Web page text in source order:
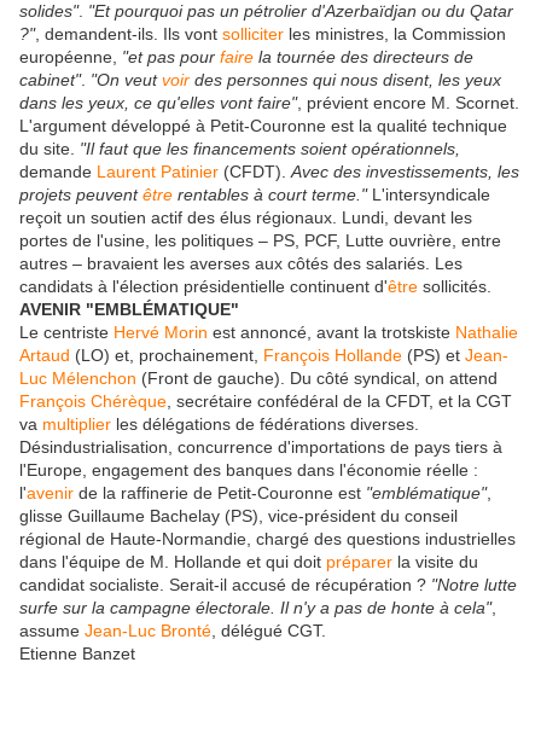
solides". "Et pourquoi pas un pétrolier d'Azerbaïdjan ou du Qatar
?", demandent-ils. Ils vont solliciter les ministres, la Commission
européenne, "et pas pour faire la tournée des directeurs de
cabinet". "On veutvoir des personnes qui nous disent, les yeux
dans les yeux, ce qu'elles vont faire", prévient encore M. Scornet.
L'argument développé à Petit-Couronne est la qualité technique
du site. "Il faut que les financements soient opérationnels,
demande Laurent Patinier (CFDT). Avec des investissements, les
projets peuventêtre rentables à court terme."L'intersyndicale
reçoit un soutien actif des élus régionaux. Lundi, devant les
portes de l'usine, les politiques – PS, PCF, Lutte ouvrière, entre
autres – bravaient les averses aux côtés des salariés. Les
candidats à l'élection présidentielle continuent d'être sollicités.
AVENIR "EMBLÉMATIQUE"
Le centriste Hervé Morin est annoncé, avant la trotskiste Nathalie
Artaud (LO) et, prochainement, François Hollande (PS) et Jean-
Luc Mélenchon (Front de gauche). Du côté syndical, on attend
François Chérèque , secrétaire confédéral de la CFDT, et la CGT
va multiplier les délégations de fédérations diverses.
Désindustrialisation, concurrence d'importations de pays tiers à
l'Europe, engagement des banques dans l'économie réelle :
l'avenir de la raffinerie de Petit-Couronne est "emblématique",
glisse Guillaume Bachelay (PS), vice-président du conseil
régional de Haute-Normandie, chargé des questions industrielles
dans l'équipe de M. Hollande et qui doit préparer la visite du
candidat socialiste. Serait-il accusé de récupération ? "Notre lutte
surfe sur la campagne électorale. Il n'y a pas de honte à cela",
assume Jean-Luc Bronté , délégué CGT.
Etienne Banzet